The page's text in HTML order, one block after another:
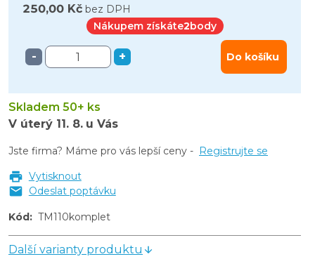
250,00 Kč bez DPH
Nákupem získáte2body
- + Do košíku
Skladem 50+ ks
V úterý 11. 8. u Vás
Jste firma? Máme pro vás lepší ceny - Registrujte se
Vytisknout
Odeslat poptávku
Kód: TM110komplet
Další varianty produktu